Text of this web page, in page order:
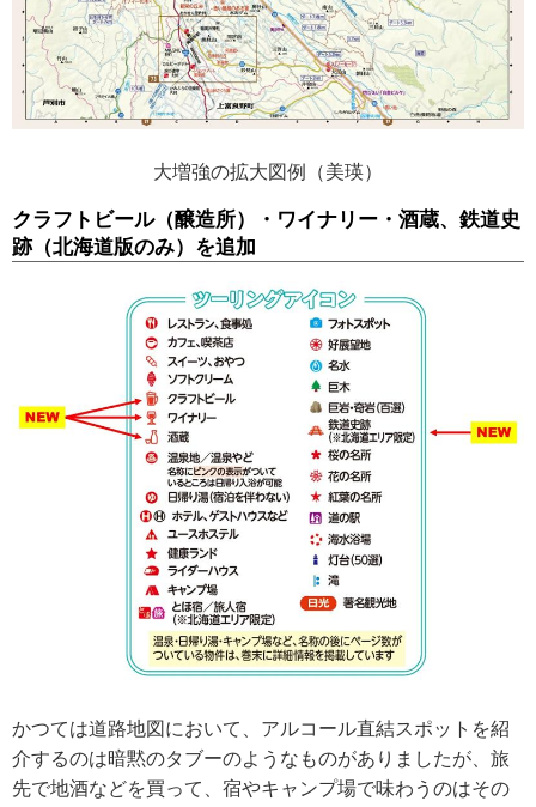
大増強の拡大図例（美瑛）
クラフトビール（醸造所）・ワイナリー・酒蔵、鉄道史
跡（北海道版のみ）を追加
かつては道路地図において、アルコール直結スポットを紹
介するのは暗黙のタブーのようなものがありましたが、旅
先で地酒などを買って、宿やキャンプ場で味わうのはその